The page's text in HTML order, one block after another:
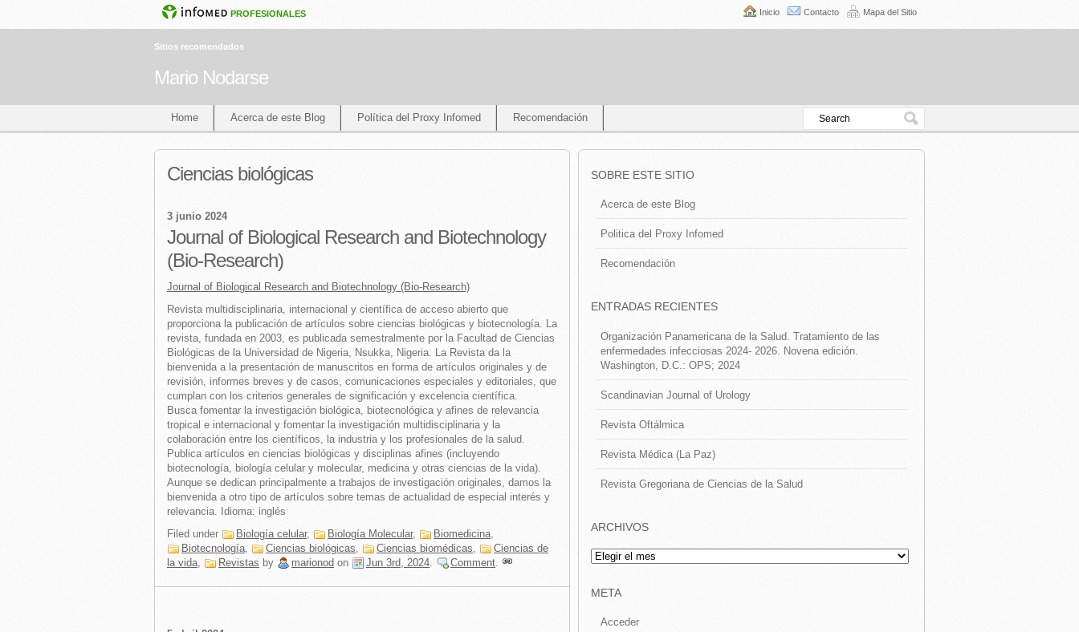
PROFESIONALES Inicio Contacto Mapa del Sitio
Sitios recomendados
Mario Nodarse
Home Acerca de este Blog Política del Proxy Infomed Recomendación
Ciencias biológicas
3 junio 2024
Journal of Biological Research and Biotechnology
(Bio-Research)
Journal of Biological Research and Biotechnology (Bio-Research)
Revista multidisciplinaria, internacional y científica de acceso abierto que
proporciona la publicación de artículos sobre ciencias biológicas y biotecnología. La
revista, fundada en 2003, es publicada semestralmente por la Facultad de Ciencias
Biológicas de la Universidad de Nigeria, Nsukka, Nigeria. La Revista da la
bienvenida a la presentación de manuscritos en forma de artículos originales y de
revisión, informes breves y de casos, comunicaciones especiales y editoriales, que
cumplan con los criterios generales de significación y excelencia científica.
Busca fomentar la investigación biológica, biotecnológica y afines de relevancia
tropical e internacional y fomentar la investigación multidisciplinaria y la
colaboración entre los científicos, la industria y los profesionales de la salud.
Publica artículos en ciencias biológicas y disciplinas afines (incluyendo
biotecnología, biología celular y molecular, medicina y otras ciencias de la vida).
Aunque se dedican principalmente a trabajos de investigación originales, damos la
bienvenida a otro tipo de artículos sobre temas de actualidad de especial interés y
relevancia. Idioma: inglés
Filed under
Biología celular, Biología Molecular, Biomedicina,
Biotecnología, Ciencias biológicas, Ciencias biomédicas,
Ciencias de
la vida, Revistas by marionod on Jun 3rd, 2024. Comment.
SOBRE ESTE SITIO
Acerca de este Blog
Politica del Proxy Infomed
Recomendación
ENTRADAS RECIENTES
Organización Panamericana de la Salud. Tratamiento de las
enfermedades infecciosas 2024- 2026. Novena edición.
Washington, D.C.: OPS; 2024
Scandinavian Journal of Urology
Revista Oftálmica
Revista Médica (La Paz)
Revista Gregoriana de Ciencias de la Salud
ARCHIVOS
Archivos
META
Acceder